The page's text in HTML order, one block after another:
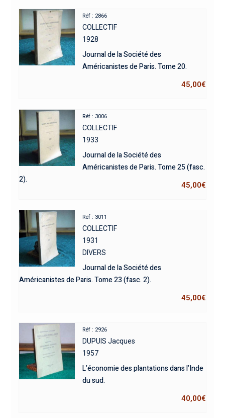
Réf : 2866
COLLECTIF
1928
Journal de la Société des
Américanistes de Paris. Tome 20.
45,00€
Réf : 3006
COLLECTIF
1933
Journal de la Société des
Américanistes de Paris. Tome 25 (fasc.
2).
45,00€
Réf : 3011
COLLECTIF
1931
DIVERS
Journal de la Société des
Américanistes de Paris. Tome 23 (fasc. 2).
45,00€
Réf : 2926
DUPUIS Jacques
1957
L’économie des plantations dans l’Inde
du sud.
40,00€